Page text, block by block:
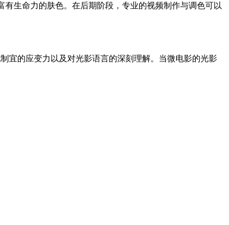
生命力的肤色。在后期阶段，专业的视频制作与调色可以
宜的应变力以及对光影语言的深刻理解。当微电影的光影